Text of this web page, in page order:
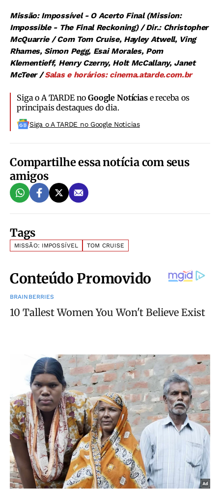
Missão: Impossível - O Acerto Final (Mission:
Impossible - The Final Reckoning) / Dir.: Christopher
McQuarrie / Com Tom Cruise, Hayley Atwell, Ving
Rhames, Simon Pegg, Esai Morales, Pom
Klementieff, Henry Czerny, Holt McCallany, Janet
McTeer /Salas e horários: cinema.atarde.com.br
Siga o A TARDE noGoogle Notíciase receba os
principais destaques do dia.
Siga o A TARDE no Google Noticias
Compartilhe essa notícia com seus
amigos
Tags
MISSÃO: IMPOSSÍVEL TOM CRUISE